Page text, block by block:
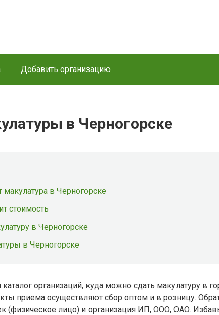
Добавить организацию
в Черногорске
макулатура в Черногорске
стоимость
в Черногорске
в Черногорске
организаций, куда можно сдать макулатуру в
приема осуществляют сбор оптом и в розницу.
(физическое лицо) и организация ИП, ООО, ОАО.